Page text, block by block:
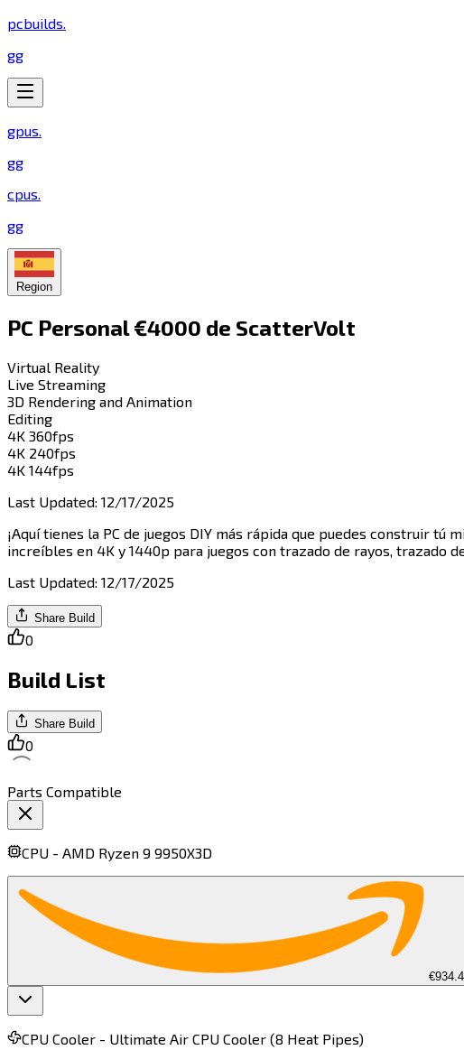
pcbuilds.
gg
gpus.
gg
cpus.
gg
Region
PC Personal €4000 de ScatterVolt​​​​‌ ‍ ​‍​‍‌‍ ‌ ​‍‌‍‍‌‌‍‌ ‌‍‍‌‌‍ ‍​‍​‍​ ‍‍​‍​‍‌ ​ ‌‍​‌‌‍ ‍‌‍‍‌‌ ‌​‌ ‍‌​‍ ‍‌‍‍‌‌‍ ​‍​‍​‍ ​​‍​‍‌‍‍​‌ ​‍‌‍‌‌‌‍‌‍​‍​‍​ ‍‍​‍​‍​‍ ‌‍​‌‌‍‌​‌‍ ‌‌‍‍‌‌‍ ‍​‍ ‌‍‍‌‌‍ ‍‌ ‌​‌‍‌‌‌‍ ‍‌ ‌​​‍ ‌‍‌‌‌‍‌​‌‍‍‌‌ ‌​​‍ ‌‍ ‌‌‍ ‌‍‌​‌‍‌‌​ ‌‌ ​​‌ ​‍‌‍‌‌‌ ​ ‌‍‌‌‌‍ ‍‌ ‌​‌‍​‌‌ ‌​‌‍‍‌‌‍ ‌‍ ‍​ ‍ ‌‍‍‌‌‍‌​​ ‌​ ‍​​ ‌​​ ‍​‌‍​ ​ ​ ​ ‌‌‌‍​‌‌‍‌‌​‍ ‌​ ‍​​ ​ ​ ‍‌‌‍​‌​‍ ‌​ ‌​​ ‍‌‌‍​‌​ ‌‌​‍ ‌​ ‍‌‌‍‌‍​ ​ ‌‍‌‍​‍ ‌​ ‍​‌‍​‍​ ‌​‌‍​‌‌‍‌‍​ ​​​ ‌ ​ ‍‌​ ‌‌​ ​​​ ‍‌​ ‌ ​ ‍ ‌ ‌​‌ ‍‌‌ ​​‌‍‌‌​ ‌‌‍​‍‌ ‌‌‌‍‍‌‌‍ ​‌‍‌​​ ‍ ‌ ​​‌‍​‌‌ ‌​‌‍‍​​ ‌‌‍‍‌​ ​‌​ ‍​‌‍ ‍‌‌ ‌‍ ‍‌‍​‌‌‍ ‌‌‍‌‌​‍‌‌​ ‌‌‌​​‍‌‌ ‌‍‍ ‌‍‌‌‌ ‍‌​‍‌‌​ ​ ‌​‌​​‍‌‌​ ​ ‌​‌​​‍‌‌​ ​‍​ ​‍‌‍‌‌‌ ​ ​‍‌‌​ ​‍​ ​‍​‍‌‌​ ‌‌‌​‌​​‍ ‍‌ ‌‍‌‍​‌‌‍ ​‌ ‌‌‌‍‌‌​ ‌‍​‍‌‍​‌‌ ​ ‌‍‌‌‌‌‌‌‌ ​‍‌‍ ​​ ‌​‍‌‌​ ​‍‌​‌‍‌‍​‌‌‍‌​‌‍ ‌‌‍‍‌‌‍ ‍​‍‌‍‌‍‍‌‌‍‌​​ ‌​ ‍​​ ‌​​ ‍​‌‍​ ​ ​ ​ ‌‌‌‍​‌‌‍‌‌​‍ ‌​ ‍​​ ​ ​ ‍‌‌‍​‌​‍ ‌​ ‌​​ ‍‌‌‍​‌​ ‌‌​‍ ‌​ ‍‌‌‍‌‍​ ​ ‌‍‌‍​‍ ‌​ ‍​‌‍​‍​ ‌​‌‍​‌‌‍‌‍​ ​​​ ‌ ​ ‍‌​ ‌‌​ ​​​ ‍‌​ ‌ ​‍‌‍‌ ‌​‌ ‍‌‌ ​​‌‍‌‌​ ‌‌‍​‍‌ ‌‌‌‍‍‌‌‍ ​‌‍‌​​‍‌‍‌ ​​‌‍​‌‌ ‌​‌‍‍​​ ‌‌‍‍‌​ ​‌​ ‍​‌‍ ‍‌‌ ‌‍ ‍‌‍​‌‌‍ ‌‌‍‌‌​‍‌‌​ ‌‌‌​​‍‌‌ ‌‍‍ ‌‍‌‌‌ ‍‌​‍‌‌​ ​ ‌​‌​​‍‌‌​ ​ ‌​‌​​‍‌‌​ ​‍​ ​‍‌‍‌‌‌ ​ ​‍‌‌​ ​‍​ ​‍​‍‌‌​ ‌‌‌​‌​​‍ ‍‌ ‌‍‌‍​‌‌‍ ​‌ ‌‌‌‍‌‌​‍‌‍‌ ​​‌‍‌‌‌ ​‍‌ ​ ‌ ​​‌‍‌‌‌‍​ ‌ ‌​‌‍‍‌‌ ‌‍‌‍‌‌​ ‌‌ ​​‌ ‌‌‌‍​‍‌‍ ​‌‍‍‌‌ ​ ‌‍‍​‌‍‌‌‌‍‌​​‍​‍‌ ‌
Virtual Reality​​​​‌ ‍ ​‍​‍‌‍ ‌ ​‍‌‍‍‌‌‍‌ ‌‍‍‌‌‍ ‍​‍​‍​ ‍‍​‍​‍‌ ​ ‌‍​‌‌‍ ‍‌‍‍‌‌ ‌​‌ ‍‌​‍ ‍‌‍‍‌‌‍ ​‍​‍​‍ ​​‍​‍‌‍‍​‌ ​‍‌‍‌‌‌‍‌‍​‍​‍​ ‍‍​‍​‍​‍ ‌‍​‌‌‍‌​‌‍ ‌‌‍‍‌‌‍ ‍​‍ ‌‍‍‌‌‍ ‍‌ ‌​‌‍‌‌‌‍ ‍‌ ‌​​‍ ‌‍‌‌‌‍‌​‌‍‍‌‌ ‌​​‍ ‌‍ ‌‌‍ ‌‍‌​‌‍‌‌​ ‌‌ ​​‌ ​‍‌‍‌‌‌ ​ ‌‍‌‌‌‍ ‍‌ ‌​‌‍​‌‌ ‌​‌‍‍‌‌‍ ‌‍ ‍​ ‍ ‌‍‍‌‌‍‌​​ ‌​ ​‌​ ​‌‌‍​‌​ ‍‌‌‍‌‌‌‍​‍​ ‌ ​ ​‍​‍ ‌​ ‌​‌‍‌​​ ​‍​ ‌​​‍ ‌​ ‌​​ ​​‌‍‌​​ ​‍​‍ ‌‌‍​‌‌‍​‌‌‍‌​‌‍​‌​‍ ‌‌‍‌‍‌‍‌​‌‍​‍​ ‍‌​ ‌ ​ ‌‍‌‍​‌​ ‌ ‌‍​‍​ ‍​​ ‍‌‌‍‌‍​ ‍ ‌ ‌​‌ ‍‌‌ ​​‌‍‌‌​ ‌‌ ‌​‌‍​‌‌‍‌ ​ ‍ ‌ ​​‌‍​‌‌ ‌​‌‍‍​​ ‌‌‍ ‍‌‍​‌‌‍ ‌‌‍‌‌​ ‌‍​‍‌‍​‌‌ ​ ‌‍‌‌‌‌‌‌‌ ​‍‌‍ ​​ ‌​‍‌‌​ ​‍‌​‌‍‌‍​‌‌‍‌​‌‍ ‌‌‍‍‌‌‍ ‍​‍‌‍‌‍‍‌‌‍‌​​ ‌​ ​‌​ ​‌‌‍​‌​ ‍‌‌‍‌‌‌‍​‍​ ‌ ​ ​‍​‍ ‌​ ‌​‌‍‌​​ ​‍​ ‌​​‍ ‌​ ‌​​ ​​‌‍‌​​ ​‍​‍ ‌‌‍​‌‌‍​‌‌‍‌​‌‍​‌​‍ ‌‌‍‌‍‌‍‌​‌‍​‍​ ‍‌​ ‌ ​ ‌‍‌‍​‌​ ‌ ‌‍​‍​ ‍​​ ‍‌‌‍‌‍​‍‌‍‌ ‌​‌ ‍‌‌ ​​‌‍‌‌​ ‌‌ ‌​‌‍​‌‌‍‌ ​‍‌‍‌ ​​‌‍​‌‌ ‌​‌‍‍​​ ‌‌‍ ‍‌‍​‌‌‍ ‌‌‍‌‌​‍‌‍‌ ​​‌‍‌‌‌ ​‍‌ ​ ‌ ​​‌‍‌‌‌‍​ ‌ ‌​‌‍‍‌‌ ‌‍‌‍‌‌​ ‌‌ ​​‌ ‌‌‌‍​‍‌‍ ​‌‍‍‌‌ ​ ‌‍‍​‌‍‌‌‌‍‌​​‍​‍‌ ‌
Live Streaming​​​​‌ ‍ ​‍​‍‌‍ ‌ ​‍‌‍‍‌‌‍‌ ‌‍‍‌‌‍ ‍​‍​‍​ ‍‍​‍​‍‌ ​ ‌‍​‌‌‍ ‍‌‍‍‌‌ ‌​‌ ‍‌​‍ ‍‌‍‍‌‌‍ ​‍​‍​‍ ​​‍​‍‌‍‍​‌ ​‍‌‍‌‌‌‍‌‍​‍​‍​ ‍‍​‍​‍​‍ ‌‍​‌‌‍‌​‌‍ ‌‌‍‍‌‌‍ ‍​‍ ‌‍‍‌‌‍ ‍‌ ‌​‌‍‌‌‌‍ ‍‌ ‌​​‍ ‌‍‌‌‌‍‌​‌‍‍‌‌ ‌​​‍ ‌‍ ‌‌‍ ‌‍‌​‌‍‌‌​ ‌‌ ​​‌ ​‍‌‍‌‌‌ ​ ‌‍‌‌‌‍ ‍‌ ‌​‌‍​‌‌ ‌​‌‍‍‌‌‍ ‌‍ ‍​ ‍ ‌‍‍‌‌‍‌​​ ‌​ ​‌‌‍​‍​ ‌‍‌‍​‌‌‍​ ​ ​‌‌‍​‍​ ​‍​‍ ‌‌‍‌​​ ‌ ​ ‍​​ ‌‍​‍ ‌​ ‌​​ ‍​‌‍‌‌​ ‍‌​‍ ‌‌‍​‍​ ​‌‌‍‌‌‌‍‌​​‍ ‌​ ​​‌‍​‍​ ‍‌​ ‌ ‌‍​‍‌‍‌​​ ‌ ​ ‌ ​ ​‌‌‍‌​​ ​​‌‍‌​​ ‍ ‌ ‌​‌ ‍‌‌ ​​‌‍‌‌​ ‌‌ ‌​‌‍​‌‌‍‌ ​ ‍ ‌ ​​‌‍​‌‌ ‌​‌‍‍​​ ‌‌‍ ‍‌‍​‌‌‍ ‌‌‍‌‌​ ‌‍​‍‌‍​‌‌ ​ ‌‍‌‌‌‌‌‌‌ ​‍‌‍ ​​ ‌​‍‌‌​ ​‍‌​‌‍‌‍​‌‌‍‌​‌‍ ‌‌‍‍‌‌‍ ‍​‍‌‍‌‍‍‌‌‍‌​​ ‌​ ​‌‌‍​‍​ ‌‍‌‍​‌‌‍​ ​ ​‌‌‍​‍​ ​‍​‍ ‌‌‍‌​​ ‌ ​ ‍​​ ‌‍​‍ ‌​ ‌​​ ‍​‌‍‌‌​ ‍‌​‍ ‌‌‍​‍​ ​‌‌‍‌‌‌‍‌​​‍ ‌​ ​​‌‍​‍​ ‍‌​ ‌ ‌‍​‍‌‍‌​​ ‌ ​ ‌ ​ ​‌‌‍‌​​ ​​‌‍‌​​‍‌‍‌ ‌​‌ ‍‌‌ ​​‌‍‌‌​ ‌‌ ‌​‌‍​‌‌‍‌ ​‍‌‍‌ ​​‌‍​‌‌ ‌​‌‍‍​​ ‌‌‍ ‍‌‍​‌‌‍ ‌‌‍‌‌​‍‌‍‌ ​​‌‍‌‌‌ ​‍‌ ​ ‌ ​​‌‍‌‌‌‍​ ‌ ‌​‌‍‍‌‌ ‌‍‌‍‌‌​ ‌‌ ​​‌ ‌‌‌‍​‍‌‍ ​‌‍‍‌‌ ​ ‌‍‍​‌‍‌‌‌‍‌​​‍​‍‌ ‌
3D Rendering and Animation​​​​‌ ‍ ​‍​‍‌‍ ‌ ​‍‌‍‍‌‌‍‌ ‌‍‍‌‌‍ ‍​‍​‍​ ‍‍​‍​‍‌ ​ ‌‍​‌‌‍ ‍‌‍‍‌‌ ‌​‌ ‍‌​‍ ‍‌‍‍‌‌‍ ​‍​‍​‍ ​​‍​‍‌‍‍​‌ ​‍‌‍‌‌‌‍‌‍​‍​‍​ ‍‍​‍​‍​‍ ‌‍​‌‌‍‌​‌‍ ‌‌‍‍‌‌‍ ‍​‍ ‌‍‍‌‌‍ ‍‌ ‌​‌‍‌‌‌‍ ‍‌ ‌​​‍ ‌‍‌‌‌‍‌​‌‍‍‌‌ ‌​​‍ ‌‍ ‌‌‍ ‌‍‌​‌‍‌‌​ ‌‌ ​​‌ ​‍‌‍‌‌‌ ​ ‌‍‌‌‌‍ ‍‌ ‌​‌‍​‌‌ ‌​‌‍‍‌‌‍ ‌‍ ‍​ ‍ ‌‍‍‌‌‍‌​​ ‌​ ‍​‌‍​‍‌‍​‍​ ​ ​ ‌‌​ ​ ​ ‌​​ ‌‌​‍ ‌‌‍​‍​ ​‍​ ​‌​ ​ ​‍ ‌​ ‌​‌‍​‌‌‍‌‍​ ​​​‍ ‌​ ‍‌​ ​‌​ ‌‌​ ‍‌​‍ ‌‌‍​‍‌‍​‌​ ‍​​ ‌​‌‍‌​‌‍‌​‌‍‌​​ ​​‌‍​ ​ ​‌​ ​‌‌‍​‍​ ‍ ‌ ‌​‌ ‍‌‌ ​​‌‍‌‌​ ‌‌ ‌​‌‍​‌‌‍‌ ​ ‍ ‌ ​​‌‍​‌‌ ‌​‌‍‍​​ ‌‌‍ ‍‌‍​‌‌‍ ‌‌‍‌‌​ ‌‍​‍‌‍​‌‌ ​ ‌‍‌‌‌‌‌‌‌ ​‍‌‍ ​​ ‌​‍‌‌​ ​‍‌​‌‍‌‍​‌‌‍‌​‌‍ ‌‌‍‍‌‌‍ ‍​‍‌‍‌‍‍‌‌‍‌​​ ‌​ ‍​‌‍​‍‌‍​‍​ ​ ​ ‌‌​ ​ ​ ‌​​ ‌‌​‍ ‌‌‍​‍​ ​‍​ ​‌​ ​ ​‍ ‌​ ‌​‌‍​‌‌‍‌‍​ ​​​‍ ‌​ ‍‌​ ​‌​ ‌‌​ ‍‌​‍ ‌‌‍​‍‌‍​‌​ ‍​​ ‌​‌‍‌​‌‍‌​‌‍‌​​ ​​‌‍​ ​ ​‌​ ​‌‌‍​‍​‍‌‍‌ ‌​‌ ‍‌‌ ​​‌‍‌‌​ ‌‌ ‌​‌‍​‌‌‍‌ ​‍‌‍‌ ​​‌‍​‌‌ ‌​‌‍‍​​ ‌‌‍ ‍‌‍​‌‌‍ ‌‌‍‌‌​‍‌‍‌ ​​‌‍‌‌‌ ​‍‌ ​ ‌ ​​‌‍‌‌‌‍​ ‌ ‌​‌‍‍‌‌ ‌‍‌‍‌‌​ ‌‌ ​​‌ ‌‌‌‍​‍‌‍ ​‌‍‍‌‌ ​ ‌‍‍​‌‍‌‌‌‍‌​​‍​‍‌ ‌
Editing​​​​‌ ‍ ​‍​‍‌‍ ‌ ​‍‌‍‍‌‌‍‌ ‌‍‍‌‌‍ ‍​‍​‍​ ‍‍​‍​‍‌ ​ ‌‍​‌‌‍ ‍‌‍‍‌‌ ‌​‌ ‍‌​‍ ‍‌‍‍‌‌‍ ​‍​‍​‍ ​​‍​‍‌‍‍​‌ ​‍‌‍‌‌‌‍‌‍​‍​‍​ ‍‍​‍​‍​‍ ‌‍​‌‌‍‌​‌‍ ‌‌‍‍‌‌‍ ‍​‍ ‌‍‍‌‌‍ ‍‌ ‌​‌‍‌‌‌‍ ‍‌ ‌​​‍ ‌‍‌‌‌‍‌​‌‍‍‌‌ ‌​​‍ ‌‍ ‌‌‍ ‌‍‌​‌‍‌‌​ ‌‌ ​​‌ ​‍‌‍‌‌‌ ​ ‌‍‌‌‌‍ ‍‌ ‌​‌‍​‌‌ ‌​‌‍‍‌‌‍ ‌‍ ‍​ ‍ ‌‍‍‌‌‍‌​​ ‌‌‍‌​​ ‌ ‌‍​‍‌‍‌​​ ​‌‌‍​ ​ ‌‍​ ‌​​‍ ‌​ ​‍​ ‌ ​ ‌​​ ‍‌​‍ ‌​ ‌​​ ​‍​ ​ ​ ‍‌​‍ ‌​ ‍​​ ​​​ ‌​‌‍‌‍​‍ ‌​ ‌‍‌‍‌‍‌‍​ ​ ‌‌​ ‌‌‌‍‌​​ ​‌​ ‌ ‌‍​‍‌‍​‍‌‍‌‌​ ​‌​ ‍ ‌ ‌​‌ ‍‌‌ ​​‌‍‌‌​ ‌‌ ‌​‌‍​‌‌‍‌ ​ ‍ ‌ ​​‌‍​‌‌ ‌​‌‍‍​​ ‌‌‍ ‍‌‍​‌‌‍ ‌‌‍‌‌​ ‌‍​‍‌‍​‌‌ ​ ‌‍‌‌‌‌‌‌‌ ​‍‌‍ ​​ ‌​‍‌‌​ ​‍‌​‌‍‌‍​‌‌‍‌​‌‍ ‌‌‍‍‌‌‍ ‍​‍‌‍‌‍‍‌‌‍‌​​ ‌‌‍‌​​ ‌ ‌‍​‍‌‍‌​​ ​‌‌‍​ ​ ‌‍​ ‌​​‍ ‌​ ​‍​ ‌ ​ ‌​​ ‍‌​‍ ‌​ ‌​​ ​‍​ ​ ​ ‍‌​‍ ‌​ ‍​​ ​​​ ‌​‌‍‌‍​‍ ‌​ ‌‍‌‍‌‍‌‍​ ​ ‌‌​ ‌‌‌‍‌​​ ​‌​ ‌ ‌‍​‍‌‍​‍‌‍‌‌​ ​‌​‍‌‍‌ ‌​‌ ‍‌‌ ​​‌‍‌‌​ ‌‌ ‌​‌‍​‌‌‍‌ ​‍‌‍‌ ​​‌‍​‌‌ ‌​‌‍‍​​ ‌‌‍ ‍‌‍​‌‌‍ ‌‌‍‌‌​‍‌‍‌ ​​‌‍‌‌‌ ​‍‌ ​ ‌ ​​‌‍‌‌‌‍​ ‌ ‌​‌‍‍‌‌ ‌‍‌‍‌‌​ ‌‌ ​​‌ ‌‌‌‍​‍‌‍ ​‌‍‍‌‌ ​ ‌‍‍​‌‍‌‌‌‍‌​​‍​‍‌ ‌
4K 360fps​​​​‌ ‍ ​‍​‍‌‍ ‌ ​‍‌‍‍‌‌‍‌ ‌‍‍‌‌‍ ‍​‍​‍​ ‍‍​‍​‍‌ ​ ‌‍​‌‌‍ ‍‌‍‍‌‌ ‌​‌ ‍‌​‍ ‍‌‍‍‌‌‍ ​‍​‍​‍ ​​‍​‍‌‍‍​‌ ​‍‌‍‌‌‌‍‌‍​‍​‍​ ‍‍​‍​‍​‍ ‌‍​‌‌‍‌​‌‍ ‌‌‍‍‌‌‍ ‍​‍ ‌‍‍‌‌‍ ‍‌ ‌​‌‍‌‌‌‍ ‍‌ ‌​​‍ ‌‍‌‌‌‍‌​‌‍‍‌‌ ‌​​‍ ‌‍ ‌‌‍ ‌‍‌​‌‍‌‌​ ‌‌ ​​‌ ​‍‌‍‌‌‌ ​ ‌‍‌‌‌‍ ‍‌ ‌​‌‍​‌‌ ‌​‌‍‍‌‌‍ ‌‍ ‍​ ‍ ‌‍‍‌‌‍‌​​ ‌​ ​ ‌‍​‍‌‍​‌​ ​‌​ ​​‌‍‌‍‌‍‌‌​ ‌‍​‍ ‌​ ‍​​ ​‌​ ​‌‌‍​‌​‍ ‌​ ‌​‌‍‌‌​ ​​​ ​‍​‍ ‌​ ‍‌​ ‌‌‌‍​‌‌‍‌​​‍ ‌‌‍‌​​ ​ ​ ‌​‌‍​ ​ ​‍​ ‌‍‌‍​ ​ ​‍‌‍‌​‌‍​‌‌‍​‍‌‍‌​​ ‍ ‌ ‌​‌ ‍‌‌ ​​‌‍‌‌​ ‌‌ ​​‌‍‌‌‌ ​‍‌‍‌‍‌‍ ‌ ​‍‌‍ ‌‌‍​‌‌‍ ‍‌‍​ ‌‍‌‌​ ‍ ‌ ​​‌‍​‌‌ ‌​‌‍‍​​ ‌‌‍ ‍‌‍​‌‌‍ ‌‌‍‌‌​ ‌‍​‍‌‍​‌‌ ​ ‌‍‌‌‌‌‌‌‌ ​‍‌‍ ​​ ‌​‍‌‌​ ​‍‌​‌‍‌‍​‌‌‍‌​‌‍ ‌‌‍‍‌‌‍ ‍​‍‌‍‌‍‍‌‌‍‌​​ ‌​ ​ ‌‍​‍‌‍​‌​ ​‌​ ​​‌‍‌‍‌‍‌‌​ ‌‍​‍ ‌​ ‍​​ ​‌​ ​‌‌‍​‌​‍ ‌​ ‌​‌‍‌‌​ ​​​ ​‍​‍ ‌​ ‍‌​ ‌‌‌‍​‌‌‍‌​​‍ ‌‌‍‌​​ ​ ​ ‌​‌‍​ ​ ​‍​ ‌‍‌‍​ ​ ​‍‌‍‌​‌‍​‌‌‍​‍‌‍‌​​‍‌‍‌ ‌​‌ ‍‌‌ ​​‌‍‌‌​ ‌‌ ​​‌‍‌‌‌ ​‍‌‍‌‍‌‍ ‌ ​‍‌‍ ‌‌‍​‌‌‍ ‍‌‍​ ‌‍‌‌​‍‌‍‌ ​​‌‍​‌‌ ‌​‌‍‍​​ ‌‌‍ ‍‌‍​‌‌‍ ‌‌‍‌‌​‍‌‍‌ ​​‌‍‌‌‌ ​‍‌ ​ ‌ ​​‌‍‌‌‌‍​ ‌ ‌​‌‍‍‌‌ ‌‍‌‍‌‌​ ‌‌ ​​‌ ‌‌‌‍​‍‌‍ ​‌‍‍‌‌ ​ ‌‍‍​‌‍‌‌‌‍‌​​‍​‍‌ ‌
4K 240fps​​​​‌ ‍ ​‍​‍‌‍ ‌ ​‍‌‍‍‌‌‍‌ ‌‍‍‌‌‍ ‍​‍​‍​ ‍‍​‍​‍‌ ​ ‌‍​‌‌‍ ‍‌‍‍‌‌ ‌​‌ ‍‌​‍ ‍‌‍‍‌‌‍ ​‍​‍​‍ ​​‍​‍‌‍‍​‌ ​‍‌‍‌‌‌‍‌‍​‍​‍​ ‍‍​‍​‍​‍ ‌‍​‌‌‍‌​‌‍ ‌‌‍‍‌‌‍ ‍​‍ ‌‍‍‌‌‍ ‍‌ ‌​‌‍‌‌‌‍ ‍‌ ‌​​‍ ‌‍‌‌‌‍‌​‌‍‍‌‌ ‌​​‍ ‌‍ ‌‌‍ ‌‍‌​‌‍‌‌​ ‌‌ ​​‌ ​‍‌‍‌‌‌ ​ ‌‍‌‌‌‍ ‍‌ ‌​‌‍​‌‌ ‌​‌‍‍‌‌‍ ‌‍ ‍​ ‍ ‌‍‍‌‌‍‌​​ ‌‌‍​‍​ ‌‍​ ​‍‌‍‌‌‌‍​‌​ ​‍‌‍​‍​ ‌​​‍ ‌​ ​​​ ‌​‌‍‌‍​ ‌​​‍ ‌​ ‌​‌‍‌​‌‍​‍​ ​‌​‍ ‌‌‍​‌​ ‌ ​ ‌​​ ​‌​‍ ‌​ ‌‌​ ‍​​ ‌​​ ‌‍​ ​ ​ ‍​‌‍‌‍​ ‌‌​ ‍​​ ‌‍​ ‌​‌‍‌‌​ ‍ ‌ ‌​‌ ‍‌‌ ​​‌‍‌‌​ ‌‌ ​​‌‍‌‌‌ ​‍‌‍‌‍‌‍ ‌ ​‍‌‍ ‌‌‍​‌‌‍ ‍‌‍​ ‌‍‌‌​ ‍ ‌ ​​‌‍​‌‌ ‌​‌‍‍​​ ‌‌‍ ‍‌‍​‌‌‍ ‌‌‍‌‌​ ‌‍​‍‌‍​‌‌ ​ ‌‍‌‌‌‌‌‌‌ ​‍‌‍ ​​ ‌​‍‌‌​ ​‍‌​‌‍‌‍​‌‌‍‌​‌‍ ‌‌‍‍‌‌‍ ‍​‍‌‍‌‍‍‌‌‍‌​​ ‌‌‍​‍​ ‌‍​ ​‍‌‍‌‌‌‍​‌​ ​‍‌‍​‍​ ‌​​‍ ‌​ ​​​ ‌​‌‍‌‍​ ‌​​‍ ‌​ ‌​‌‍‌​‌‍​‍​ ​‌​‍ ‌‌‍​‌​ ‌ ​ ‌​​ ​‌​‍ ‌​ ‌‌​ ‍​​ ‌​​ ‌‍​ ​ ​ ‍​‌‍‌‍​ ‌‌​ ‍​​ ‌‍​ ‌​‌‍‌‌​‍‌‍‌ ‌​‌ ‍‌‌ ​​‌‍‌‌​ ‌‌ ​​‌‍‌‌‌ ​‍‌‍‌‍‌‍ ‌ ​‍‌‍ ‌‌‍​‌‌‍ ‍‌‍​ ‌‍‌‌​‍‌‍‌ ​​‌‍​‌‌ ‌​‌‍‍​​ ‌‌‍ ‍‌‍​‌‌‍ ‌‌‍‌‌​‍‌‍‌ ​​‌‍‌‌‌ ​‍‌ ​ ‌ ​​‌‍‌‌‌‍​ ‌ ‌​‌‍‍‌‌ ‌‍‌‍‌‌​ ‌‌ ​​‌ ‌‌‌‍​‍‌‍ ​‌‍‍‌‌ ​ ‌‍‍​‌‍‌‌‌‍‌​​‍​‍‌ ‌
4K 144fps​​​​‌ ‍ ​‍​‍‌‍ ‌ ​‍‌‍‍‌‌‍‌ ‌‍‍‌‌‍ ‍​‍​‍​ ‍‍​‍​‍‌ ​ ‌‍​‌‌‍ ‍‌‍‍‌‌ ‌​‌ ‍‌​‍ ‍‌‍‍‌‌‍ ​‍​‍​‍ ​​‍​‍‌‍‍​‌ ​‍‌‍‌‌‌‍‌‍​‍​‍​ ‍‍​‍​‍​‍ ‌‍​‌‌‍‌​‌‍ ‌‌‍‍‌‌‍ ‍​‍ ‌‍‍‌‌‍ ‍‌ ‌​‌‍‌‌‌‍ ‍‌ ‌​​‍ ‌‍‌‌‌‍‌​‌‍‍‌‌ ‌​​‍ ‌‍ ‌‌‍ ‌‍‌​‌‍‌‌​ ‌‌ ​​‌ ​‍‌‍‌‌‌ ​ ‌‍‌‌‌‍ ‍‌ ‌​‌‍​‌‌ ‌​‌‍‍‌‌‍ ‌‍ ‍​ ‍ ‌‍‍‌‌‍‌​​ ‌​ ‌ ‌‍​‍‌‍‌‍​ ​‍‌‍‌‍‌‍‌​​ ​‍‌‍‌‌​‍ ‌‌‍​‍‌‍​ ​ ‌​​ ​‍​‍ ‌​ ‌​​ ‍‌​ ‍​​ ‍‌​‍ ‌​ ‍​‌‍‌​​ ​ ​ ‌​​‍ ‌​ ‌‍‌‍​‌​ ‍​​ ​​​ ‍​​ ‍​​ ​ ​ ‌​​ ​ ​ ‌​​ ‍​‌‍​‌​ ‍ ‌ ‌​‌ ‍‌‌ ​​‌‍‌‌​ ‌‌ ​​‌‍‌‌‌ ​‍‌‍‌‍‌‍ ‌ ​‍‌‍ ‌‌‍​‌‌‍ ‍‌‍​ ‌‍‌‌​ ‍ ‌ ​​‌‍​‌‌ ‌​‌‍‍​​ ‌‌‍ ‍‌‍​‌‌‍ ‌‌‍‌‌​ ‌‍​‍‌‍​‌‌ ​ ‌‍‌‌‌‌‌‌‌ ​‍‌‍ ​​ ‌​‍‌‌​ ​‍‌​‌‍‌‍​‌‌‍‌​‌‍ ‌‌‍‍‌‌‍ ‍​‍‌‍‌‍‍‌‌‍‌​​ ‌​ ‌ ‌‍​‍‌‍‌‍​ ​‍‌‍‌‍‌‍‌​​ ​‍‌‍‌‌​‍ ‌‌‍​‍‌‍​ ​ ‌​​ ​‍​‍ ‌​ ‌​​ ‍‌​ ‍​​ ‍‌​‍ ‌​ ‍​‌‍‌​​ ​ ​ ‌​​‍ ‌​ ‌‍‌‍​‌​ ‍​​ ​​​ ‍​​ ‍​​ ​ ​ ‌​​ ​ ​ ‌​​ ‍​‌‍​‌​‍‌‍‌ ‌​‌ ‍‌‌ ​​‌‍‌‌​ ‌‌ ​​‌‍‌‌‌ ​‍‌‍‌‍‌‍ ‌ ​‍‌‍ ‌‌‍​‌‌‍ ‍‌‍​ ‌‍‌‌​‍‌‍‌ ​​‌‍​‌‌ ‌​‌‍‍​​ ‌‌‍ ‍‌‍​‌‌‍ ‌‌‍‌‌​‍‌‍‌ ​​‌‍‌‌‌ ​‍‌ ​ ‌ ​​‌‍‌‌‌‍​ ‌ ‌​‌‍‍‌‌ ‌‍‌‍‌‌​ ‌‌ ​​‌ ‌‌‌‍​‍‌‍ ​‌‍‍‌‌ ​ ‌‍‍​‌‍‌‌‌‍‌​​‍​‍‌ ‌
Last Updated: 12/17/2025
¡Aquí tienes la PC de juegos DIY más rápida que puedes construir tú
increíbles en 4K y 1440p para juegos con trazado de rayos, trazado de caminos, juegos de deportes electrónicos de baja latencia, renderizado 3D, IA
Last Updated: 12/17/2025
Share Build
0
Build List
Share Build
0
Parts Compatible
CPU - AMD Ryzen 9 9950X3D​​​​‌ ‍ ​‍​‍‌‍ ‌ ​‍‌‍‍‌‌‍‌ ‌‍‍‌‌‍ ‍​‍​‍​ ‍‍​‍​‍‌ ​ ‌‍​‌‌‍ ‍‌‍‍‌‌ ‌​‌ ‍‌​‍ ‍‌‍‍‌‌‍ ​‍​‍​‍ ​​‍​‍‌‍‍​‌ ​‍‌‍‌‌‌‍‌‍​‍​‍​ ‍‍​‍​‍​‍ ‌‍​‌‌‍‌​‌‍ ‌‌‍‍‌‌‍ ‍​‍ ‌‍‍‌‌‍ ‍‌ ‌​‌‍‌‌‌‍ ‍‌ ‌​​‍ ‌‍‌‌‌‍‌​‌‍‍‌‌ ‌​​‍ ‌‍ ‌‌‍ ‌‍‌​‌‍‌‌​ ‌‌ ​​‌ ​‍‌‍‌‌‌ ​ ‌‍‌‌‌‍ ‍‌ ‌​‌‍​‌‌ ‌​‌‍‍‌‌‍ ‌‍ ‍​ ‍ ‌‍‍‌‌‍‌​​ ‌​ ​‌​ ‍‌​ ‌‍​ ​‌​ ‌​‌‍​‌​ ‌‌‌‍​‌​‍ ‌​ ‍​​ ‍‌‌‍‌‌​ ‌ ​‍ ‌​ ‌​​ ‌​‌‍​ ​ ‍​​‍ ‌‌‍​‌‌‍​‍​ ​​‌‍‌‌​‍ ‌​ ‌‌‌‍‌​​ ‌ ‌‍‌‍‌‍‌‍‌‍‌‌​ ‍​​ ‌‍‌‍​ ​ ‌ ‌‍‌​​ ‌‍​ ‍ ‌ ‌​‌ ‍‌‌ ​​‌‍‌‌​ ‌‌‍​ ‌ ​​‌ ‌‌​ ‍ ‌ ​​‌‍​‌‌ ‌​‌‍‍​​ ‌‌‍ ‍‌‍​‌‌‍ ‌‌‍‌‌​ ‌‍​‍‌‍​‌‌ ​ ‌‍‌‌‌‌‌‌‌ ​‍‌‍ ​​ ‌​‍‌‌​ ​‍‌​‌‍‌‍​‌‌‍‌​‌‍ ‌‌‍‍‌‌‍ ‍​‍‌‍‌‍‍‌‌‍‌​​ ‌​ ​‌​ ‍‌​ ‌‍​ ​‌​ ‌​‌‍​‌​ ‌‌‌‍​‌​‍ ‌​ ‍​​ ‍‌‌‍‌‌​ ‌ ​‍ ‌​ ‌​​ ‌​‌‍​ ​ ‍​​‍ ‌‌‍​‌‌‍​‍​ ​​‌‍‌‌​‍ ‌​ ‌‌‌‍‌​​ ‌ ‌‍‌‍‌‍‌‍‌‍‌‌​ ‍​​ ‌‍‌‍​ ​ ‌ ‌‍‌​​ ‌‍​‍‌‍‌ ‌​‌ ‍‌‌ ​​‌‍‌‌​ ‌‌‍​ ‌ ​​‌ ‌‌​‍‌‍‌ ​​‌‍​‌‌ ‌​‌‍‍​​ ‌‌‍ ‍‌‍​‌‌‍ ‌‌‍‌‌​‍‌‍‌ ​​‌‍‌‌‌ ​‍‌ ​ ‌ ​​‌‍‌‌‌‍​ ‌ ‌​‌‍‍‌‌ ‌‍‌‍‌‌​ ‌‌ ​​‌ ‌‌‌‍​‍‌‍ ​‌‍‍‌‌ ​ ‌‍‍​‌‍‌‌‌‍‌​​‍​‍‌ ‌
CPU Cooler - Ultimate Air CPU Cooler (8 Heat Pipes)​​​​‌ ‍ ​‍​‍‌‍ ‌ ​‍‌‍‍‌‌‍‌ ‌‍‍‌‌‍ ‍​‍​‍​ ‍‍​‍​‍‌ ​ ‌‍​‌‌‍ ‍‌‍‍‌‌ ‌​‌ ‍‌​‍ ‍‌‍‍‌‌‍ ​‍​‍​‍ ​​‍​‍‌‍‍​‌ ​‍‌‍‌‌‌‍‌‍​‍​‍​ ‍‍​‍​‍​‍ ‌‍​‌‌‍‌​‌‍ ‌‌‍‍‌‌‍ ‍​‍ ‌‍‍‌‌‍ ‍‌ ‌​‌‍‌‌‌‍ ‍‌ ‌​​‍ ‌‍‌‌‌‍‌​‌‍‍‌‌ ‌​​‍ ‌‍ ‌‌‍ ‌‍‌​‌‍‌‌​ ‌‌ ​​‌ ​‍‌‍‌‌‌ ​ ‌‍‌‌‌‍ ‍‌ ‌​‌‍​‌‌ ‌​‌‍‍‌‌‍ ‌‍ ‍​ ‍ ‌‍‍‌‌‍‌​​ ‌​ ‌‌​ ‌​​ ‌‍‌‍‌‌​ ‍‌​ ​ ​ ‌‍‌‍‌‌​‍ ‌​ ‌‌‌‍​ ​ ‍​‌‍‌‌​‍ ‌​ ‌​​ ‌​​ ​​‌‍​‍​‍ ‌​ ‍‌​ ​​‌‍‌‍‌‍​‍​‍ ‌‌‍​‍‌‍​‌​ ​‍​ ​‌​ ‌​​ ‌ ‌‍‌​​ ‌‍‌‍​ ‌‍​ ‌‍​ ‌‍​‍​ ‍ ‌ ‌​‌ ‍‌‌ ​​‌‍‌‌​ ‌‌‍​ ‌ ​​‌ ‌‌‌‍​ ‌‍ ‌‍ ‌‍ ​‌‍‌‌‌ ​‍​ ‍ ‌ ​​‌‍​‌‌ ‌​‌‍‍​​ ‌‌‍ ‍‌‍​‌‌‍ ‌‌‍‌‌​ ‌‍​‍‌‍​‌‌ ​ ‌‍‌‌‌‌‌‌‌ ​‍‌‍ ​​ ‌​‍‌‌​ ​‍‌​‌‍‌‍​‌‌‍‌​‌‍ ‌‌‍‍‌‌‍ ‍​‍‌‍‌‍‍‌‌‍‌​​ ‌​ ‌‌​ ‌​​ ‌‍‌‍‌‌​ ‍‌​ ​ ​ ‌‍‌‍‌‌​‍ ‌​ ‌‌‌‍​ ​ ‍​‌‍‌‌​‍ ‌​ ‌​​ ‌​​ ​​‌‍​‍​‍ ‌​ ‍‌​ ​​‌‍‌‍‌‍​‍​‍ ‌‌‍​‍‌‍​‌​ ​‍​ ​‌​ ‌​​ ‌ ‌‍‌​​ ‌‍‌‍​ ‌‍​ ‌‍​ ‌‍​‍​‍‌‍‌ ‌​‌ ‍‌‌ ​​‌‍‌‌​ ‌‌‍​ ‌ ​​‌ ‌‌‌‍​ ‌‍ ‌‍ ‌‍ ​‌‍‌‌‌ ​‍​‍‌‍‌ ​​‌‍​‌‌ ‌​‌‍‍​​ ‌‌‍ ‍‌‍​‌‌‍ ‌‌‍‌‌​‍‌‍‌ ​​‌‍‌‌‌ ​‍‌ ​ ‌ ​​‌‍‌‌‌‍​ ‌ ‌​‌‍‍‌‌ ‌‍‌‍‌‌​ ‌‌ ​​‌ ‌‌‌‍​‍‌‍ ​‌‍‍‌‌ ​ ‌‍‍​‌‍‌‌‌‍‌​​‍​‍‌ ‌